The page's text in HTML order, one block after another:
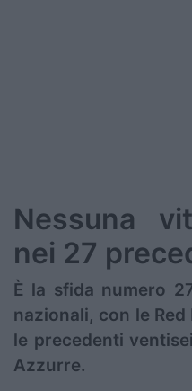
Nessuna
nei 27
È la sfida numero
nazionali, con le
le precedenti
Azzurre.